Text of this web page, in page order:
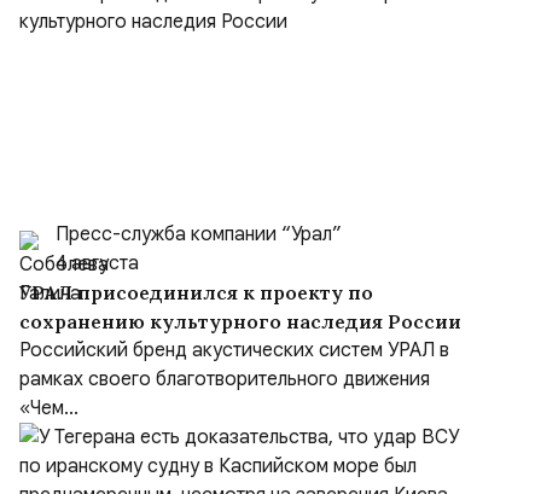
Пресс-служба компании “Урал”
4 августа
УРАЛ присоединился к проекту по
сохранению культурного наследия России
Российский бренд акустических систем УРАЛ в
рамках своего благотворительного движения
«Чем...